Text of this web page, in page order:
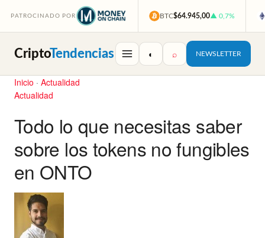
PATROCINADO POR BTC$64.945,00▲ 0,7%
CriptoTendencias ◐ ⌕ NEWSLETTER
Inicio · Actualidad
Actualidad
Todo lo que necesitas saber
sobre los tokens no fungibles
en ONTO